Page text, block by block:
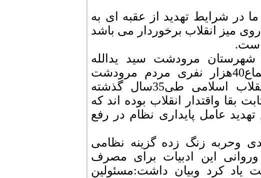
در شرایط تهدید از عقبه ای به
میز انقلاب برخوردار می باشد
است.
مرودشت سید یدالله
حسینی فرمانداراین شهرستان در اجتماع40هزار نفری مردم مرودشت
در22بهمن ضمن تحلیلی از شرایط انقلاب اسلامی طی35سال گذشته
بقا واقتدار انقلاب بوده اند که
عامل پایداری نظام در رفع
وحربه زنگ زده گزینه نظامی
وروانی این ادبیات برای مصرف
یاد کرد وبیان داشت:مسئولین